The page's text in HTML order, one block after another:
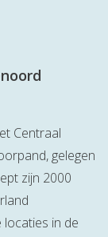
Centraal
gelegen
zijn 2000
locaties in de